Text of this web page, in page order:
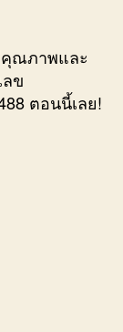
คุณภาพและ
ข
ตอนนี้เลย!